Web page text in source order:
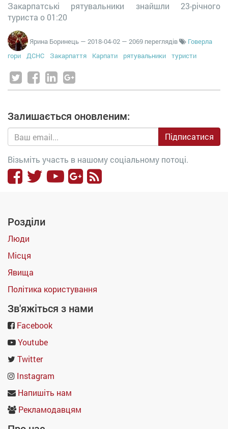
Закарпатські рятувальники знайшли 23-річного
туриста о 01:20
Ярина Боринець — 2018-04-02 — 2069 переглядів
Говерла
гори
ДСНС Закарпаття Карпати рятувальники туристи
Залишається оновленим:
Підписатися
Візьміть участь в нашому соціальному потоці.
Розділи
Люди
Місця
Явища
Політика користування
Зв'яжіться з нами
Facebook
Youtube
Twitter
Instagram
Напишіть нам
Рекламодавцям